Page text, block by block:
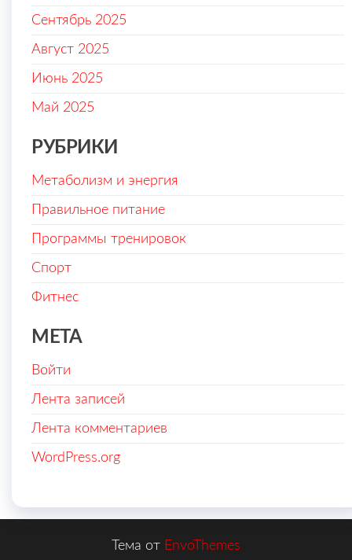
Сентябрь 2025
Август 2025
Июнь 2025
Май 2025
РУБРИКИ
Метаболизм и энергия
Правильное питание
Программы тренировок
Спорт
Фитнес
МЕТА
Войти
Лента записей
Лента комментариев
WordPress.org
Тема от EnvoThemes